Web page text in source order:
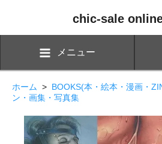
chic-sale
メニュー
ホーム > BOOKS(本・絵本・漫画・
ン・画集・写真集